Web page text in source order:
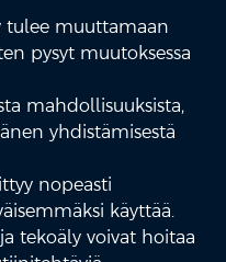
tulee muuttamaan
pysyt muutoksessa
mahdollisuuksista,
yhdistämisestä
nopeasti
käyttää.
tekoäly voivat hoitaa